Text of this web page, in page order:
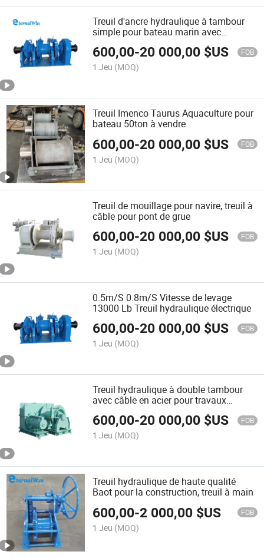
Treuil d'ancre hydraulique à tambour
simple pour bateau marin avec
600,00-20 000,00 $US FOB
1 Jeu (MOQ)
Treuil Imenco Taurus Aquaculture pour
bateau 50ton à vendre
600,00-20 000,00 $US FOB
1 Jeu (MOQ)
Treuil de mouillage pour navire, treuil à
câble pour pont de grue
600,00-20 000,00 $US FOB
1 Jeu (MOQ)
0.5m/S 0.8m/S Vitesse de levage
13000 Lb Treuil hydraulique électrique
600,00-20 000,00 $US FOB
1 Jeu (MOQ)
Treuil hydraulique à double tambour
avec câble en acier pour travaux
600,00-20 000,00 $US FOB
1 Jeu (MOQ)
Treuil hydraulique de haute qualité
Baot pour la construction, treuil à main
600,00-2 000,00 $US FOB
1 Jeu (MOQ)